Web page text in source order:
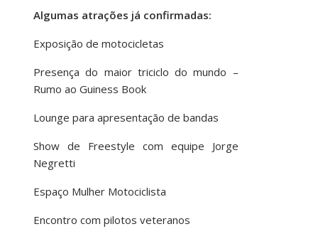
Algumas atrações já confirmadas:
Exposição de motocicletas
Presença do maior triciclo do mundo –
Rumo ao Guiness Book
Lounge para apresentação de bandas
Show de Freestyle com equipe Jorge
Negretti
Espaço Mulher Motociclista
Encontro com pilotos veteranos